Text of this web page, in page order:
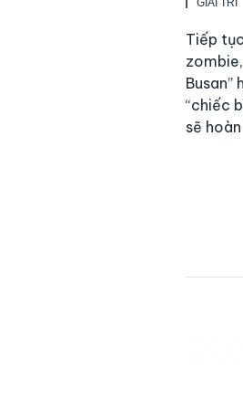
Tiếp
Busan”
“chiếc
sẽ